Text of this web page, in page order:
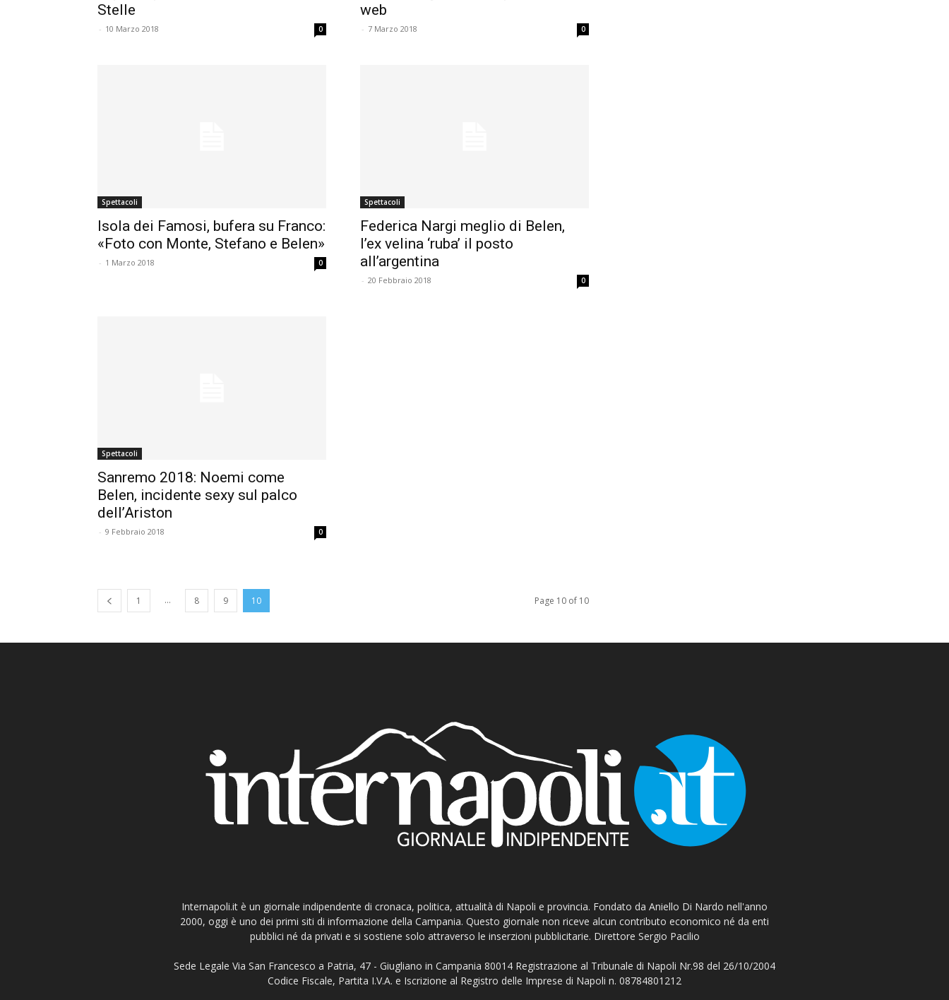
Stelle
- 10 Marzo 2018 0
web
- 7 Marzo 2018 0
Spettacoli
Isola dei Famosi, bufera su Franco:
«Foto con Monte, Stefano e Belen»
- 1 Marzo 2018 0
Spettacoli
Federica Nargi meglio di Belen,
l’ex velina ‘ruba’ il posto
all’argentina
- 20 Febbraio 2018 0
Spettacoli
Sanremo 2018: Noemi come
Belen, incidente sexy sul palco
dell’Ariston
- 9 Febbraio 2018 0
1 ... 8 9 10 Page 10 of 10
Internapoli.it è un giornale indipendente di cronaca, politica, attualità di Napoli e provincia. Fondato da Aniello Di Nardo nell'anno
2000, oggi è uno dei primi siti di informazione della Campania. Questo giornale non riceve alcun contributo economico né da enti
pubblici né da privati e si sostiene solo attraverso le inserzioni pubblicitarie. Direttore Sergio Pacilio
Sede Legale Via San Francesco a Patria, 47 - Giugliano in Campania 80014 Registrazione al Tribunale di Napoli Nr.98 del 26/10/2004
Codice Fiscale, Partita I.V.A. e Iscrizione al Registro delle Imprese di Napoli n. 08784801212